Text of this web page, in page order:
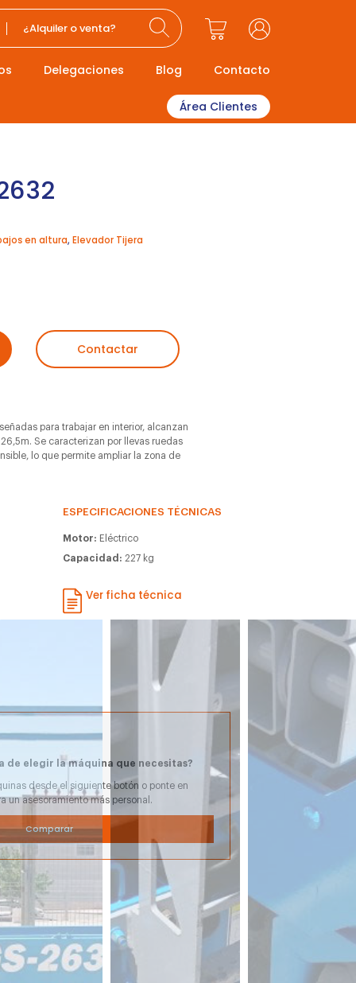
¿Alquiler o venta?
Delegaciones Blog Contacto
Área Clientes
en altura,Elevador Tijera
Contactar
para trabajar en interior, alcanzan
Se caracterizan por llevas ruedas
lo que permite ampliar la zona de
ESPECIFICACIONES TÉCNICAS
Motor: Eléctrico
Capacidad:227 kg
Ver ficha técnica
de elegir la máquina que necesitas?
desde el siguiente botón o ponte en
un asesoramiento más personal.
Comparar